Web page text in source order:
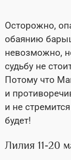
Осторожно,
обаянию
невозможно,
судьбу не
Потому что
и
и не
будет!
Лилия 11-20